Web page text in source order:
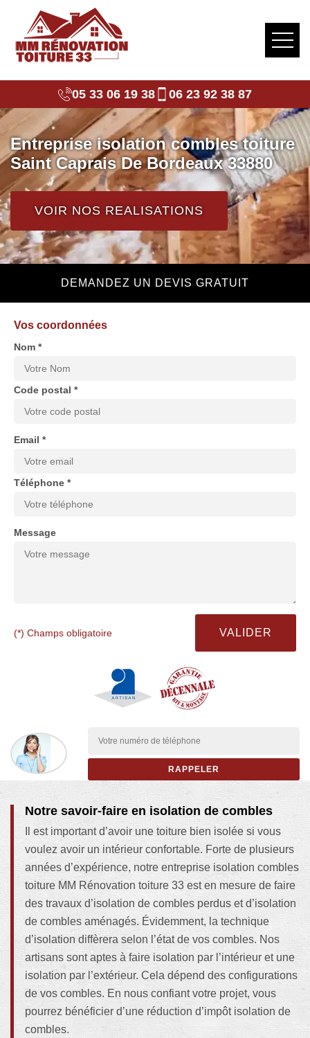
05 33 06 19 38 06 23 92 38 87
Entreprise isolation combles toiture
Saint Caprais De Bordeaux 33880
VOIR NOS REALISATIONS
DEMANDEZ UN DEVIS GRATUIT
Vos coordonnées
Nom *
Code postal *
Email *
Téléphone *
Message
(*) Champs obligatoire
Notre savoir-faire en isolation de combles
Il est important d’avoir une toiture bien isolée si vous
voulez avoir un intérieur confortable. Forte de plusieurs
années d’expérience, notre entreprise isolation combles
toiture MM Rénovation toiture 33 est en mesure de faire
des travaux d’isolation de combles perdus et d’isolation
de combles aménagés. Évidemment, la technique
d’isolation diffèrera selon l’état de vos combles. Nos
artisans sont aptes à faire isolation par l’intérieur et une
isolation par l’extérieur. Cela dépend des configurations
de vos combles. En nous confiant votre projet, vous
pourrez bénéficier d’une réduction d’impôt isolation de
combles.